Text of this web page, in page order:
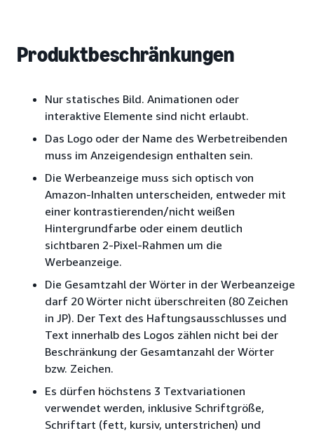
Produktbeschränkungen
Nur statisches Bild. Animationen oder
interaktive Elemente sind nicht erlaubt.
Das Logo oder der Name des Werbetreibenden
muss im Anzeigendesign enthalten sein.
Die Werbeanzeige muss sich optisch von
Amazon-Inhalten unterscheiden, entweder mit
einer kontrastierenden/nicht weißen
Hintergrundfarbe oder einem deutlich
sichtbaren 2-Pixel-Rahmen um die
Werbeanzeige.
Die Gesamtzahl der Wörter in der Werbeanzeige
darf 20 Wörter nicht überschreiten (80 Zeichen
in JP). Der Text des Haftungsausschlusses und
Text innerhalb des Logos zählen nicht bei der
Beschränkung der Gesamtanzahl der Wörter
bzw. Zeichen.
Es dürfen höchstens 3 Textvariationen
verwendet werden, inklusive Schriftgröße,
Schriftart (fett, kursiv, unterstrichen) und